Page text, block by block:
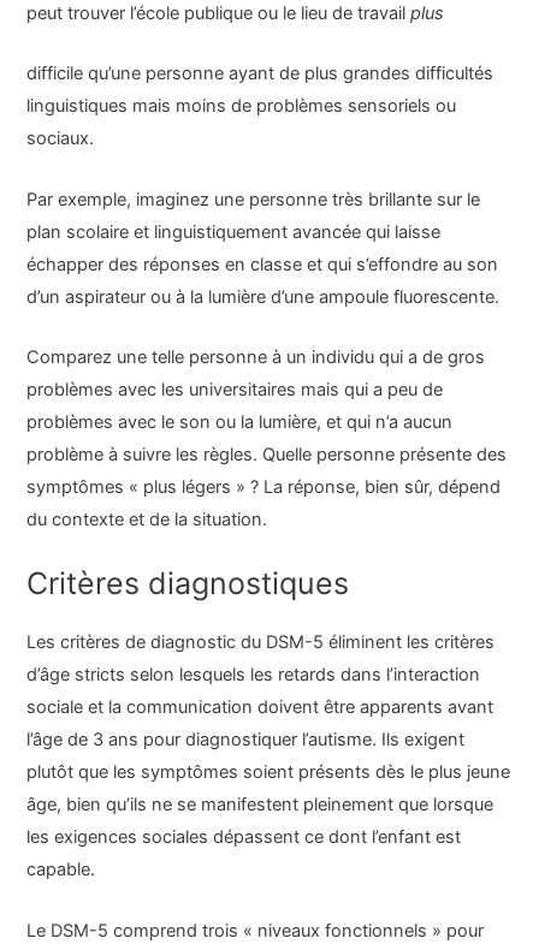
peut trouver l’école publique ou le lieu de travailplus
difficile qu’une personne ayant de plus grandes difficultés
linguistiques mais moins de problèmes sensoriels ou
sociaux.
Par exemple, imaginez une personne très brillante sur le
plan scolaire et linguistiquement avancée qui laisse
échapper des réponses en classe et qui s’effondre au son
d’un aspirateur ou à la lumière d’une ampoule fluorescente.
Comparez une telle personne à un individu qui a de gros
problèmes avec les universitaires mais qui a peu de
problèmes avec le son ou la lumière, et qui n’a aucun
problème à suivre les règles. Quelle personne présente des
symptômes « plus légers » ? La réponse, bien sûr, dépend
du contexte et de la situation.
Critères diagnostiques
Les critères de diagnostic du DSM-5 éliminent les critères
d’âge stricts selon lesquels les retards dans l’interaction
sociale et la communication doivent être apparents avant
l’âge de 3 ans pour diagnostiquer l’autisme. Ils exigent
plutôt que les symptômes soient présents dès le plus jeune
âge, bien qu’ils ne se manifestent pleinement que lorsque
les exigences sociales dépassent ce dont l’enfant est
capable.
Le DSM-5 comprend trois « niveaux fonctionnels » pour